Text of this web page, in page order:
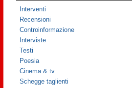
Interventi
Recensioni
Controinformazione
Interviste
Testi
Poesia
Cinema & tv
Schegge taglienti